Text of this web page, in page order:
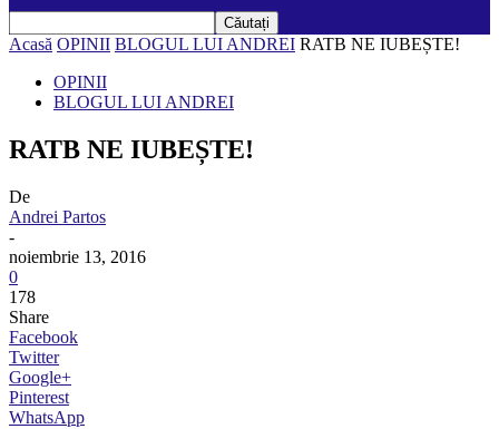
Acasă OPINII BLOGUL LUI ANDREI RATB NE IUBEȘTE!
OPINII
BLOGUL LUI ANDREI
RATB NE IUBEȘTE!
De
Andrei Partos
-
noiembrie 13, 2016
0
178
Share
Facebook
Twitter
Google+
Pinterest
WhatsApp